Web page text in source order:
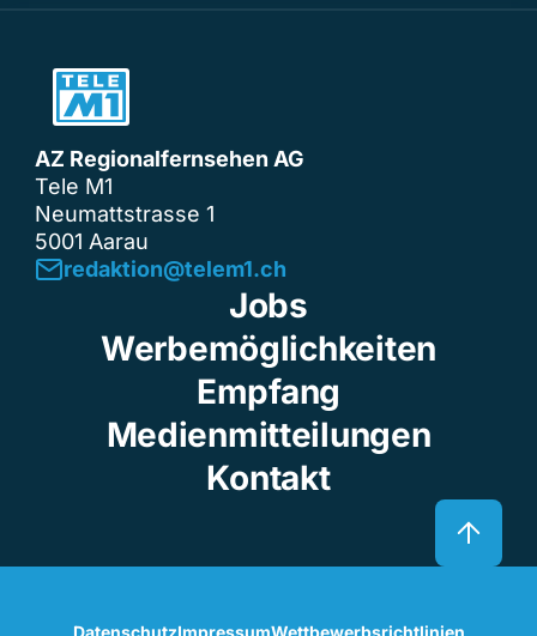
AZ Regionalfernsehen AG
Tele M1
Neumattstrasse 1
5001 Aarau
redaktion@telem1.ch
Jobs
Werbemöglichkeiten
Empfang
Medienmitteilungen
Kontakt
DatenschutzImpressumWettbewerbsrichtlinien